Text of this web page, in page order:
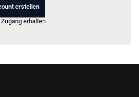
erstellen
erhalten